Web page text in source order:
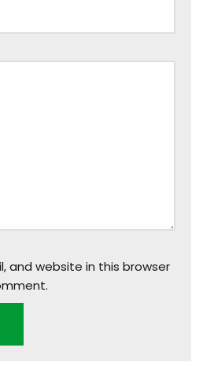
and website in this browser